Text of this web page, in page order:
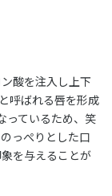
酸を注入し上下
呼ばれる唇を形成
っているため、笑
っぺりとした口
を与えることが